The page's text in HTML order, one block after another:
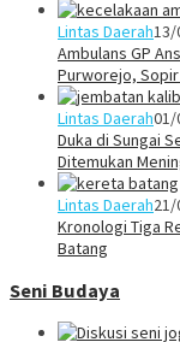
Lintas Daerah
Ambulans GP
Purworejo,
Lintas Daerah01/
Duka di Sungai
Ditemukan
Lintas Daerah
Kronologi Tiga
Batang
Seni Budaya